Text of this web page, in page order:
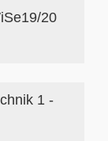
20
1 -